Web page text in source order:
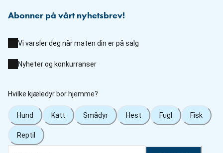
Abonner på vårt nyhetsbrev!
Vi varsler deg når maten din er på salg
Nyheter og konkurranser
Hvilke kjæledyr bor hjemme?
Hund Katt Smådyr Hest Fugl Fisk
Reptil